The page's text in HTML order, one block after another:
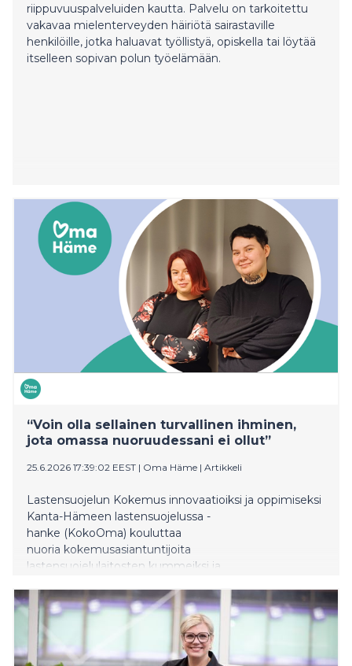
riippuvuuspalveluiden kautta. Palvelu on tarkoitettu
vakavaa mielenterveyden häiriötä sairastaville
henkilöille, jotka haluavat työllistyä, opiskella tai löytää
itselleen sopivan polun työelämään.
“Voin olla sellainen turvallinen ihminen,
jota omassa nuoruudessani ei ollut”
25.6.2026 17:39:02 EEST | Oma Häme | Artikkeli
Lastensuojelun Kokemus innovaatioiksi ja oppimiseksi
Kanta-Hämeen lastensuojelussa -
hanke (KokoOma) kouluttaa
nuoria kokemusasiantuntijoita
lastensuojelulaitosten kummeiksi ja